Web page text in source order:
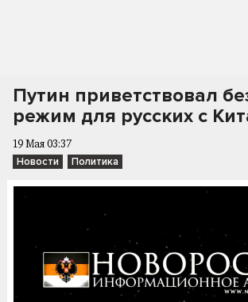
Путин приветствовал
режим для русских с
19 Мая 03:37
Новости Политика